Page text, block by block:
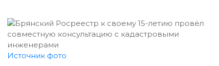
Источник фото